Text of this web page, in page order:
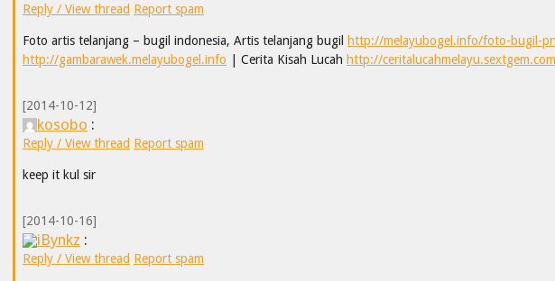
Reply / View thread Report spam
Foto artis telanjang – bugil indonesia, Artis telanjang bugil http://melayubogel.info/foto-bugil-
http://gambarawek.melayubogel.info | Cerita Kisah Lucah http://ceritalucahmelayu.sextgem.com
[2014-10-12]
kosobo :
Reply / View thread Report spam
keep it kul sir
[2014-10-16]
iBynkz :
Reply / View thread Report spam